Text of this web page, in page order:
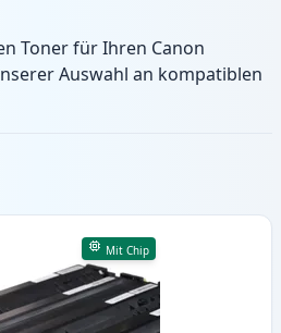
Toner für Ihren Canon
Auswahl an kompatiblen
Sie von gleichbleibender
Mit Chip